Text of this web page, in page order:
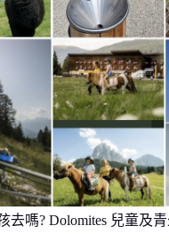
去嗎? Dolomites 兒童及